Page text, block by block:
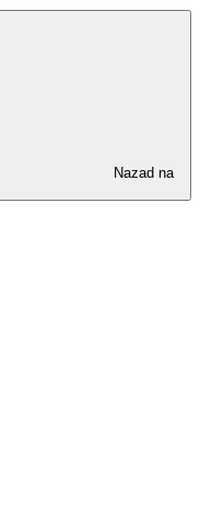
Nazad na